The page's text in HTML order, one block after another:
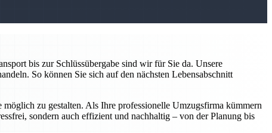
bis zur Schlüssübergabe sind wir für Sie da. Unsere
So können Sie sich auf den nächsten Lebensabschnitt
zu gestalten. Als Ihre professionelle Umzugsfirma kümmern
sondern auch effizient und nachhaltig – von der Planung bis